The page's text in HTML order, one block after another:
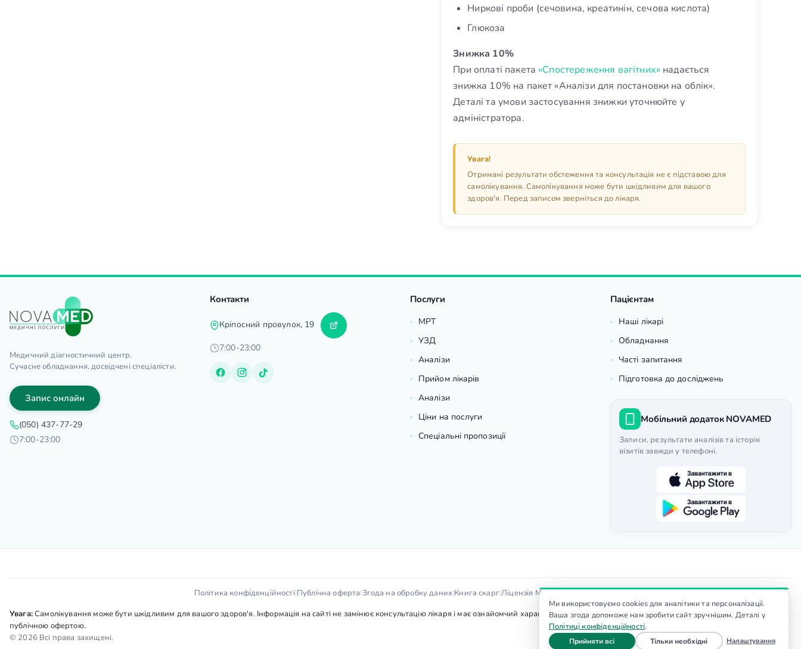
Ниркові проби (сечовина, креатинін, сечова кислота)
Глюкоза
Знижка 10%
При оплаті пакета «Спостереження вагітних» надається
знижка 10% на пакет «Аналізи для постановки на облік».
Деталі та умови застосування знижки уточнюйте у
адміністратора.
Увага!
Отримані результати обстеження та консультація не є підставою для
самолікування. Самолікування може бути шкідливим для вашого
здоров'я. Перед записом зверніться до лікаря.
Медичний діагностичний центр.
Сучасне обладнання, досвідчені спеціалісти.
Запис онлайн
(050) 437-77-29
7:00-23:00
Контакти
Кріпосний провулок, 19
7:00-23:00
Послуги
МРТ
УЗД
Аналізи
Прийом лікарів
Аналізи
Ціни на послуги
Спеціальні пропозиції
Пацієнтам
Наші лікарі
Обладнання
Часті запитання
Підготовка до досліджень
Мобільний додаток NOVAMED
Записи, результати аналізів та історія
візитів завжди у телефоні.
Політика конфіденційності|Публічна оферта|Згода на обробку даних|Книга скарг|Ліцензія МОЗ| Доступність
Увага:Самолікування може бути шкідливим для вашого здоров'я. Інформація на сайті не замінює консультацію лікаря і має ознайомчий характер. Вартість послуг уточнюйте у адміністратора, ціни не є
публічною офертою.
© 2026 Всі права захищені.
Ми використовуємо cookies для аналітики та персоналізації.
Ваша згода допоможе нам зробити сайт зручнішим. Деталі у
Політиці конфіденційності.
Прийняти всіфайли cookieТільки необхідніфайли cookie
Налаштування